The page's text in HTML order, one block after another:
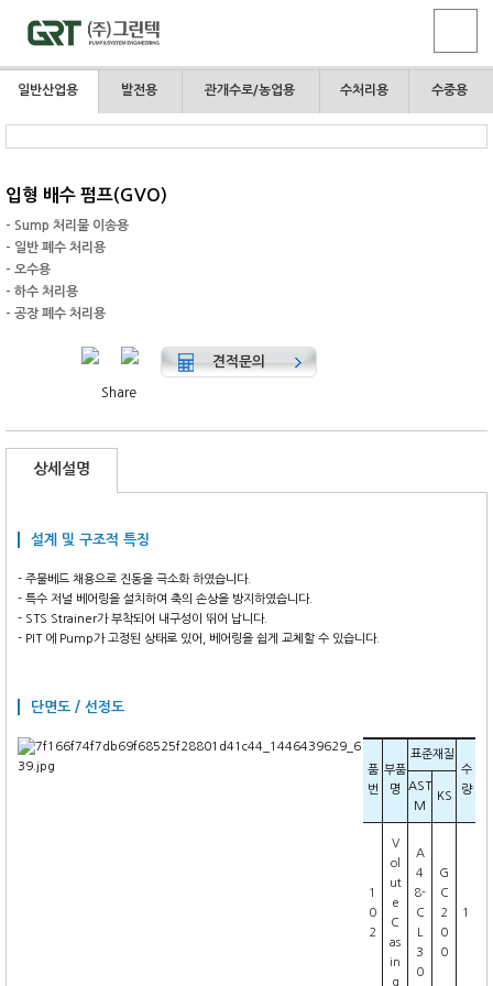
일반산업용 발전용 관개수로/농업용 수처리용 수중용
입형 배수 펌프(GVO)
- Sump 처리물 이송용
- 일반 폐수 처리용
- 오수용
- 하수 처리용
- 공장 폐수 처리용
견적문의
Share
상세설명
설계 및 구조적 특징
- 주물베드 채용으로 진동을 극소화 하였습니다.
- 특수 저널 베어링을 설치하여 축의 손상을 방지하였습니다.
- STS Strainer가 부착되어 내구성이 뛰어 납니다.
- PIT 에 Pump가 고정된 상태로 있어, 베어링을 쉽게 교체할 수 있습니다.
단면도 / 선정도
품
번
부품
명
표준재질
수
량
AST
M
KS
1
0
2
V
ol
ut
e
C
as
in
g
A
4
8-
C
3
0
G
C
2
0
0
1